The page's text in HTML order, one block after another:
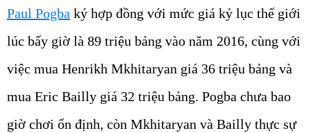
Paul Pogba ký hợp đồng với mức giá kỷ lục thế giới
lúc bấy giờ là 89 triệu bảng vào năm 2016, cùng với
việc mua Henrikh Mkhitaryan giá 36 triệu bảng và
mua Eric Bailly giá 32 triệu bảng. Pogba chưa bao
giờ chơi ổn định, còn Mkhitaryan và Bailly thực sự